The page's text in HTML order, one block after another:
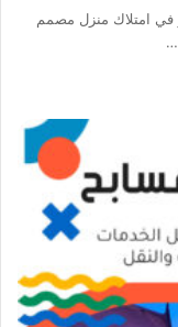
في امتلاك منزل مصمم